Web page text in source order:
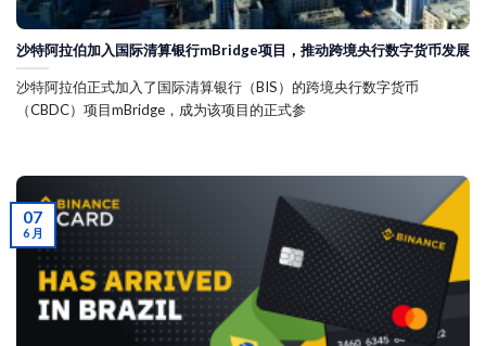
沙特阿拉伯加入国际清算银行mBridge项目，推动跨境央行数字货币发展
沙特阿拉伯正式加入了国际清算银行（BIS）的跨境央行数字货币
（CBDC）项目mBridge，成为该项目的正式参
07
6 月